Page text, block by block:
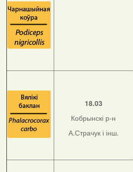
18.03
Кобрынскі р-н
А.Страчук і інш.